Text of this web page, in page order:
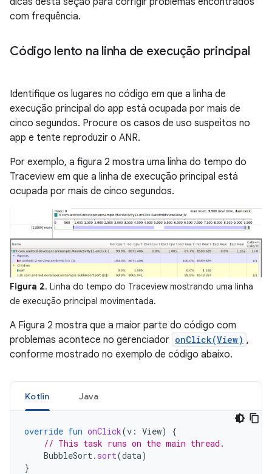
com frequência.
Código lento na linha de execução principal
Identifique os lugares no código em que a linha de
execução principal do app está ocupada por mais de
cinco segundos. Procure os casos de uso suspeitos no
app e tente reproduzir o ANR.
Por exemplo, a figura 2 mostra uma linha do tempo do
Traceview em que a linha de execução principal está
ocupada por mais de cinco segundos.
Figura 2. Linha do tempo do Traceview mostrando uma linha
de execução principal movimentada.
A Figura 2 mostra que a maior parte do código com
problemas acontece no gerenciador onClick(View) ,
conforme mostrado no exemplo de código abaixo.
Kotlin Java
override fun onClick(v : View)
{
// This task runs on the main thread.
BubbleSort . sort(data)
}